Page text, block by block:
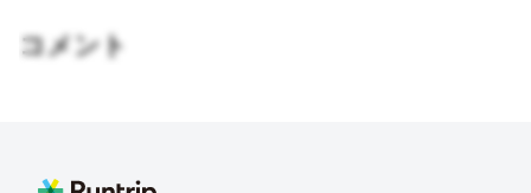
コメント